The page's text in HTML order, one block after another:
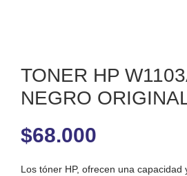
TONER HP
NEGRO
$68.000
Los tóner HP, ofrecen una capacidad